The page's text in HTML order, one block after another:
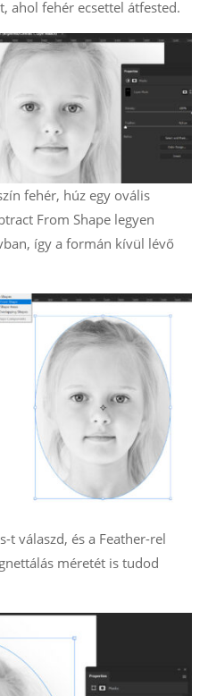
ahol fehér ecsettel átfested.
fehér, húz egy ovális
From Shape legyen
így a formán kívül lévő
t válaszd, és a Feather-rel
méretét is tudod